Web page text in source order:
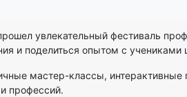
увлекательный фестиваль
и поделиться опытом с учениками
мастер-классы, интерактивные
профессий.